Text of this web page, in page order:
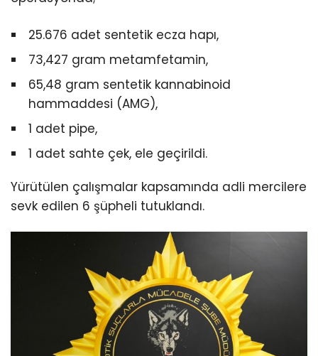
25.676 adet sentetik ecza hapı,
73,427 gram metamfetamin,
65,48 gram sentetik kannabinoid
hammaddesi (AMG),
1 adet pipe,
1 adet sahte çek, ele geçirildi.
Yürütülen çalışmalar kapsamında adli mercilere
sevk edilen 6 şüpheli tutuklandı.